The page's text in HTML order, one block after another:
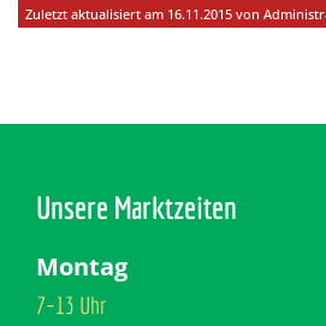
Zuletzt aktualisiert am 16.11.2015 von
Unsere Marktzeiten
Montag
7–13 Uhr